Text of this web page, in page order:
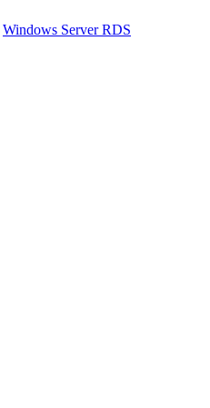
Windows Server RDS